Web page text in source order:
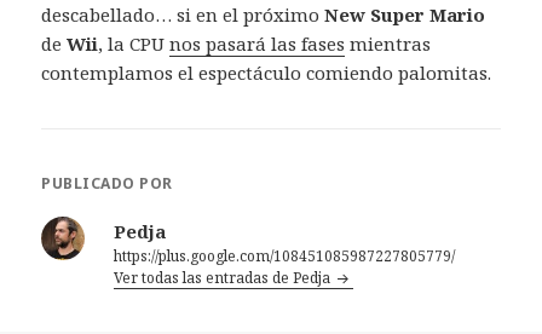
descabellado… si en el próximoNew Super Mario
deWii, la CPUnos pasará las fases mientras
contemplamos el espectáculo comiendo palomitas.
PUBLICADO POR
Pedja
https://plus.google.com/108451085987227805779/
Ver todas las entradas de Pedja